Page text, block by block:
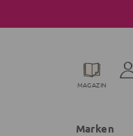
MAGAZIN
Marken